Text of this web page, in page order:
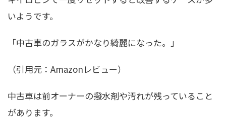
いようです。
「中古車のガラスがかなり綺麗になった。」
（引用元：Amazonレビュー）
中古車は前オーナーの撥水剤や汚れが残っていること
があります。